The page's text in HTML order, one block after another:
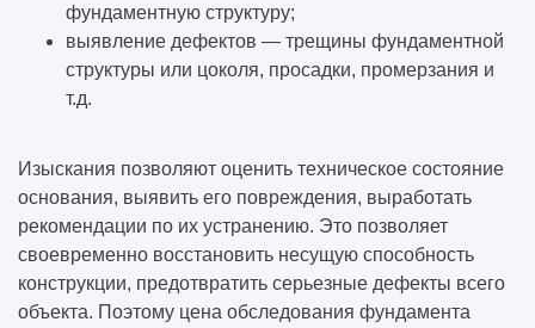
фундаментную структуру;
выявление дефектов — трещины фундаментной
структуры или цоколя, просадки, промерзания и
т.д.
Изыскания позволяют оценить техническое состояние
основания, выявить его повреждения, выработать
рекомендации по их устранению. Это позволяет
своевременно восстановить несущую способность
конструкции, предотвратить серьезные дефекты всего
объекта. Поэтому цена обследования фундамента